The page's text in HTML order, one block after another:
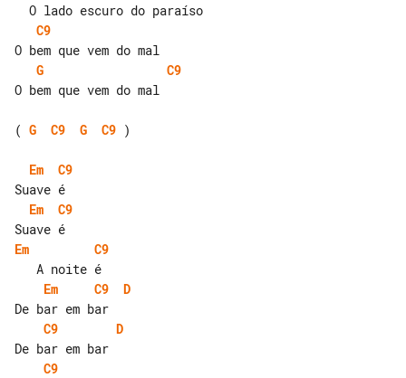
C9
G
C9
O bem que vem do mal
( G C9 G C9 )
Em
C9
Em
C9
Em
C9
Em
C9
D
C9
D
C9